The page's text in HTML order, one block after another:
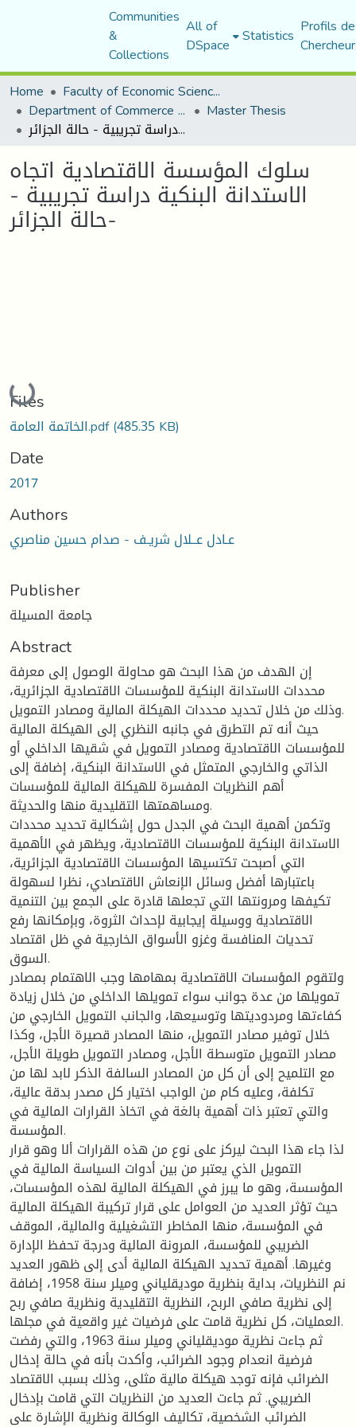
Communities
&
Collections
All of
DSpace Statistics Profils
Home
Faculty of Economic Sciences, Commerce and Management Sciences
Department of Commerce Science Master Thesis
سلوك المؤسسة الاقتصادية اتجاه الاستدانة البنكية دراسة تجريبية - حالة الجزائر-
سلوك المؤسسة الاقتصادية اتجاه
الاستدانة البنكية دراسة تجريبية -
حالة الجزائر-
Loading...
Files
الخاتمة العامة.pdf(485.35 KB)
Date
2017
Authors
عـادل عــلال شريـف - صدام حسين مناصري
Publisher
جامعة المسيلة
Abstract
إن الهدف من هذا البحث هو محاولة الوصول إلى معرفة
محددات الاستدانة البنكية للمؤسسات الاقتصادية الجزائرية،
وذلك من خلال تحديد محددات الهيكلة المالية ومصادر التمويل.
حيث أنه تم التطرق في جانبه النظري إلى الهيكلة المالية
للمؤسسات الاقتصادية ومصادر التمويل في شقيها الداخلي أو
الذاتي والخارجي المتمثل في الاستدانة البنكية، إضافة إلى
أهم النظريات المفسرة للهيكلة المالية للمؤسسات
ومساهمتها التقليدية منها والحديثة.
وتكمن أهمية البحث في الجدل حول إشكالية تحديد محددات
الاستدانة البنكية للمؤسسات الاقتصادية، ويظهر في الأهمية
التي أصبحت تكتسيها المؤسسات الاقتصادية الجزائرية،
باعتبارها أفضل وسائل الإنعاش الاقتصادي، نظرا لسهولة
تكيفها ومرونتها التي تجعلها قادرة على الجمع بين التنمية
الاقتصادية ووسيلة إيجابية لإحداث الثروة، وبإمكانها رفع
تحديات المنافسة وغزو الأسواق الخارجية في ظل اقتصاد
السوق.
ولتقوم المؤسسات الاقتصادية بمهامها وجب الاهتمام بمصادر
تمويلها من عدة جوانب سواء تمويلها الداخلي من خلال زيادة
كفاءتها ومردوديتها وتوسيعها، والجانب التمويل الخارجي من
خلال توفير مصادر التمويل، منها المصادر قصيرة الأجل، وكذا
مصادر التمويل متوسطة الأجل، ومصادر التمويل طويلة الأجل،
مع التلميح إلى أن كل من المصادر السالفة الذكر لابد لها من
تكلفة، وعليه كام من الواجب اختيار كل مصدر بدقة عالية،
والتي تعتبر ذات أهمية بالغة في اتخاذ القرارات المالية في
المؤسسة.
لذا جاء هذا البحث ليركز على نوع من هذه القرارات ألا وهو قرار
التمويل الذي يعتبر من بين أدوات السياسة المالية في
المؤسسة، وهو ما يبرز في الهيكلة المالية لهذه المؤسسات،
حيث تؤثر العديد من العوامل على قرار تركيبة الهيكلة المالية
في المؤسسة، منها المخاطر التشغيلية والمالية، الموقف
الضريبي للمؤسسة، المرونة المالية ودرجة تحفظ الإدارة
وغيرها. أهمية تحديد الهيكلة المالية أدى إلى ظهور العديد
نم النظريات، بداية بنظرية موديقلياني وميلر سنة 1958، إضافة
إلى نظرية صافي الربح، النظرية التقليدية ونظرية صافي ربح
العمليات، كل نظرية قامت على فرضيات غير واقعية في مجلها.
ثم جاءت نظرية موديقلياني وميلر سنة 1963، والتي رفضت
فرضية انعدام وجود الضرائب، وأكدت بأنه في حالة إدخال
الضرائب فإنه توجد هيكلة مالية مثلى، وذلك بسبب الاقتصاد
الضريبي. ثم جاءت العديد من النظريات التي قامت بإدخال
الضرائب الشخصية، تكاليف الوكالة ونظرية الإشارة على